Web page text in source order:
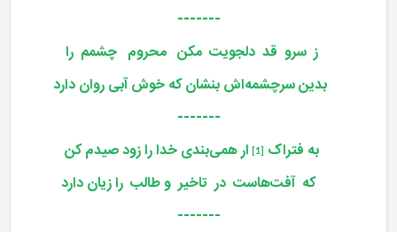
-------
ز سرو قد دلجویت مکن محروم چشمم را
بدین سرچشمه‌اش بنشان که خوش آبی روان دارد
-------
به فتراک [1]
ار همی‌بندی خدا را زود صیدم کن
که آفت‌هاست در تاخیر و طالب را زیان دارد
-------